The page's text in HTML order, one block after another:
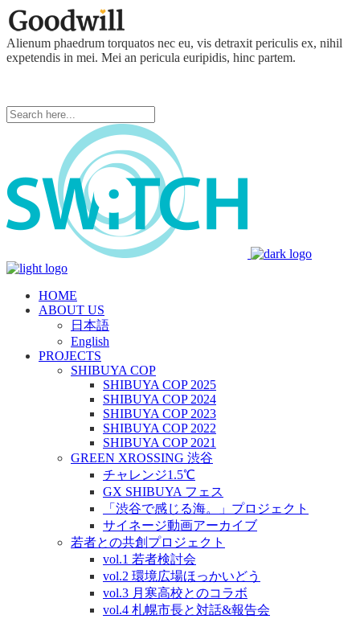
Alienum phaedrum torquatos nec eu, vis detraxit periculis ex, nihil
expetendis in mei. Mei an pericula euripidis, hinc partem.
HOME
ABOUT US
日本語
English
PROJECTS
SHIBUYA COP
SHIBUYA COP 2025
SHIBUYA COP 2024
SHIBUYA COP 2023
SHIBUYA COP 2022
SHIBUYA COP 2021
GREEN XROSSING 渋谷
チャレンジ1.5℃
GX SHIBUYA フェス
「渋谷で感じる海。」プロジェクト
サイネージ動画アーカイブ
若者との共創プロジェクト
vol.1 若者検討会
vol.2 環境広場ほっかいどう
vol.3 月寒高校とのコラボ
vol.4 札幌市長と対話&報告会